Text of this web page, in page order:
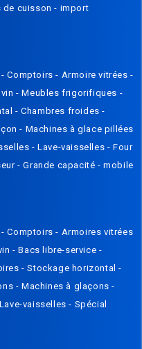
de cuisson- import
-Comptoirs- Armoire vitrées-
vin-Meubles frigorifiques -
-Chambres froides-
- Machines à glace pillées
-Lave-vaisselles -Four
-Grande capacité-mobile
-Comptoirs- Armoires vitrées
-Bacs libre-service -
-Stockage horizontal-
-Machines à glaçons-
Lave-vaisselles- Spécial